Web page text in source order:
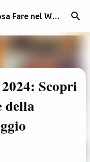
Eventi e Sagre Lombardia: Cosa Fare nel Weekend | Weekendidea
Scopri
della